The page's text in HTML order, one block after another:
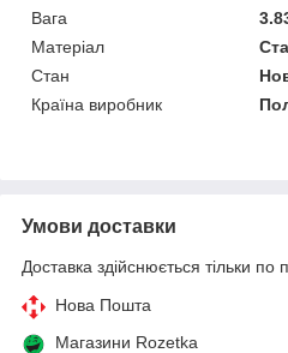
Вага
Матеріал
Стан
Країна виробник
Умови доставки
Доставка здійснюється тільки по
Нова Пошта
Магазини Rozetka